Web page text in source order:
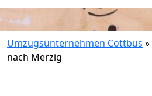
Umzugsunternehmen Cottbus »
nach Merzig